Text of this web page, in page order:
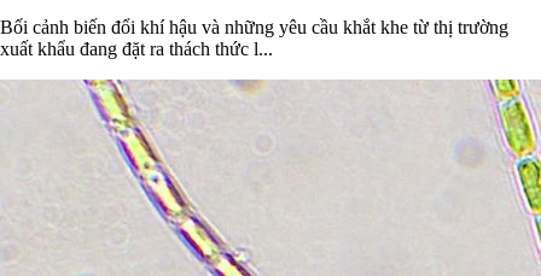
Bối cảnh biến đổi khí hậu và những yêu cầu khắt khe từ thị trường
xuất khẩu đang đặt ra thách thức l...